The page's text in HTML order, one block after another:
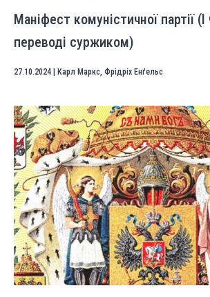
Маніфест комуністичної партії
переводі суржиком)
27.10.2024 Карл Маркс, Фрідріх Енґельс